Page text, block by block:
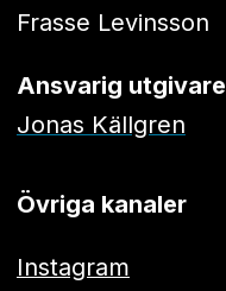
Frasse Levinsson
Ansvarig utgivare
Jonas Källgren
Övriga kanaler
Instagram